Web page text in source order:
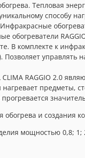
Тепловая
способу
обогреватели
В комплекте к
управлять
CLIMA RAGGIO 2.0
нагревает
обогрева и
мощностью 0,8; 1;